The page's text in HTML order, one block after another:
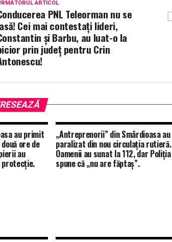
ARTICOL
PNL Teleorman nu se
Cei mai contestați lideri,
și Barbu, au luat-o la
prin județ pentru Crin
au primit
ore de
au
protecție.
„Antreprenorii” din Smârdioasa au
paralizat din nou circulația rutieră.
Oamenii au sunat la 112, dar Poliția
spune că „nu are făptaș”.